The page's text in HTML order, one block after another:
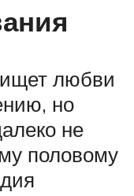
любви
но
не
половому